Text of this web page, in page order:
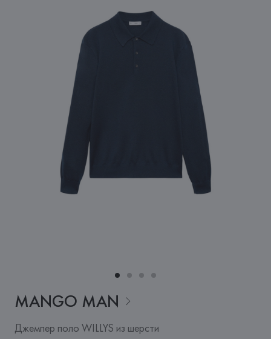
MANGO MAN
Джемпер поло WILLYS из шерсти